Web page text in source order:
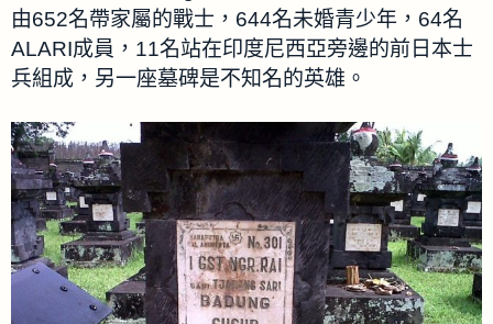
由652名帶家屬的戰士，644名未婚青少年，64名
ALARI成員，11名站在印度尼西亞旁邊的前日本士
兵組成，另一座墓碑是不知名的英雄。